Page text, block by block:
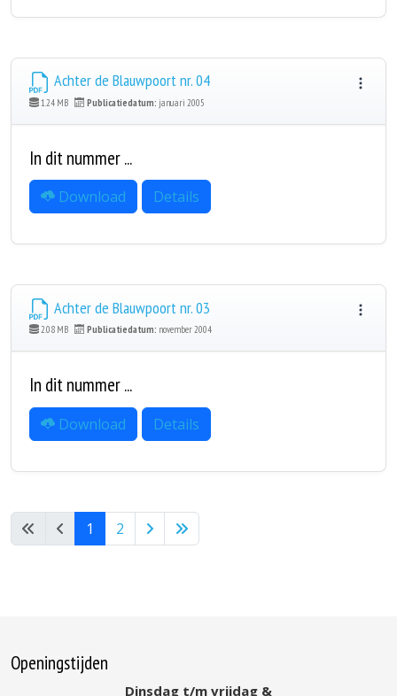
Achter de Blauwpoort nr. 04
1.24 MB Publicatiedatum: januari 2005
In dit nummer ...
Download Details
Achter de Blauwpoort nr. 03
2.08 MB Publicatiedatum: november 2004
In dit nummer ...
Download Details
1 2
Openingstijden
Dinsdag t/m vrijdag &